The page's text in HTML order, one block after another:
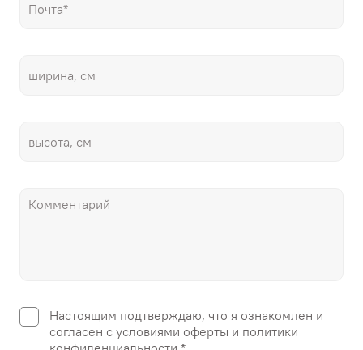
Настоящим подтверждаю, что я ознакомлен и
согласен с условиями оферты и политики